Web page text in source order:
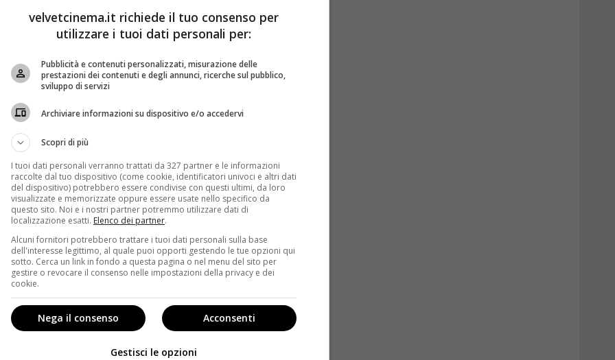
il grande schermo di Baywatch. Diretto da Seth
Dwayne Johnson, Zac Efron e Alexandra
risolvere un grande mistero. Nella pellicola ci
e Pamela Anderson, storici protagonisti della
tutta al femminile che vede come protagoniste
la storia di ina levatrice riceve una notizia
dinne, molto diverse l’una dall’altra, si
al loro inaspettato avvicinamento.
velvetcinema.it richiede il tuo consenso per
utilizzare i tuoi dati personali per:
Pubblicità e contenuti personalizzati, misurazione delle
prestazioni dei contenuti e degli annunci, ricerche sul pubblico,
sviluppo di servizi
Archiviare informazioni su dispositivo e/o accedervi
Scopri di più
I tuoi dati personali verranno trattati da 327 partner e le informazioni
raccolte dal tuo dispositivo (come cookie, identificatori univoci e altri dati
del dispositivo) potrebbero essere condivise con questi ultimi, da loro
visualizzate e memorizzate oppure essere usate nello specifico da
questo sito. Noi e i nostri partner potremmo utilizzare dati di
localizzazione esatti. Elenco dei partner.
Alcuni fornitori potrebbero trattare i tuoi dati personali sulla base
dell'interesse legittimo, al quale puoi opporti gestendo le tue opzioni qui
sotto. Cerca un link in fondo a questa pagina o nel menu del sito per
gestire o revocare il consenso nelle impostazioni della privacy e dei
cookie.
Acconsenti
Nega il consenso
Gestisci le opzioni